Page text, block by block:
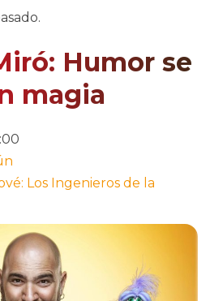
Humor se
magia
Los Ingenieros de la